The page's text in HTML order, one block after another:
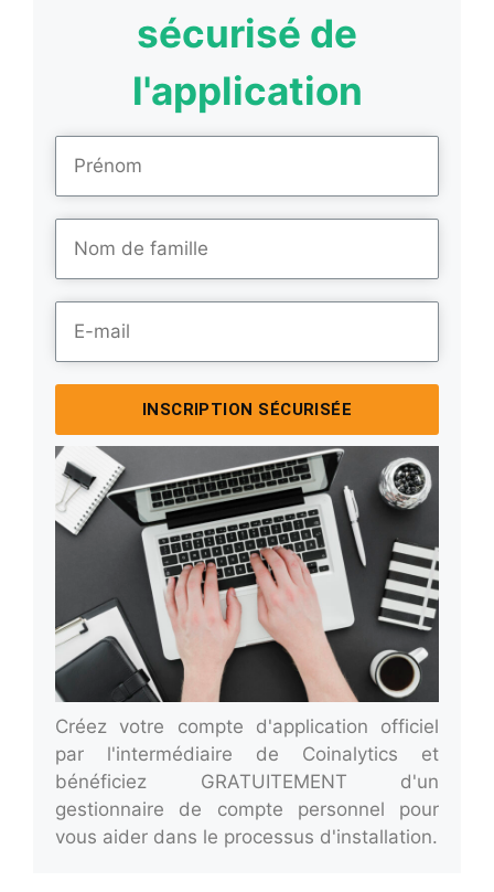
Créez votre compte d'application officiel
par l'intermédiaire de Coinalytics et
bénéficiez GRATUITEMENT d'un
gestionnaire de compte personnel pour
vous aider dans le processus d'installation.
sécurisé de
l'application
INSCRIPTION SÉCURISÉE